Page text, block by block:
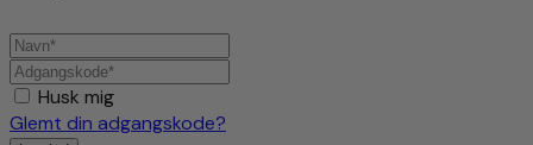
Husk mig
Glemt din adgangskode?